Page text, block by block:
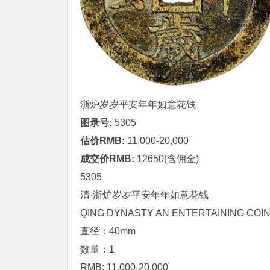
浙炉岁岁平安年年如意花钱
图录号: 5305
估价RMB: 11,000-20,000
成交价RMB: 12650(含佣金)
5305
清·浙炉岁岁平安年年如意花钱
QING DYNASTY AN ENTERTAINING COIN
直径：40mm
数量：1
RMB: 11,000-20,000